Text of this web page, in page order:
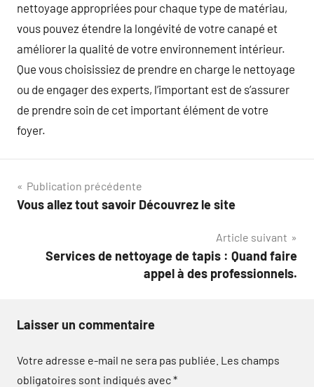
nettoyage appropriées pour chaque type de matériau,
vous pouvez étendre la longévité de votre canapé et
améliorer la qualité de votre environnement intérieur.
Que vous choisissiez de prendre en charge le nettoyage
ou de engager des experts, l’important est de s’assurer
de prendre soin de cet important élément de votre
foyer.
Navigation
de
Publication précédente
Vous allez tout savoir Découvrez le site
Article suivant
Services de nettoyage de tapis : Quand faire
appel à des professionnels.
Laisser un commentaire
Votre adresse e-mail ne sera pas publiée. Les champs
obligatoires sont indiqués avec*